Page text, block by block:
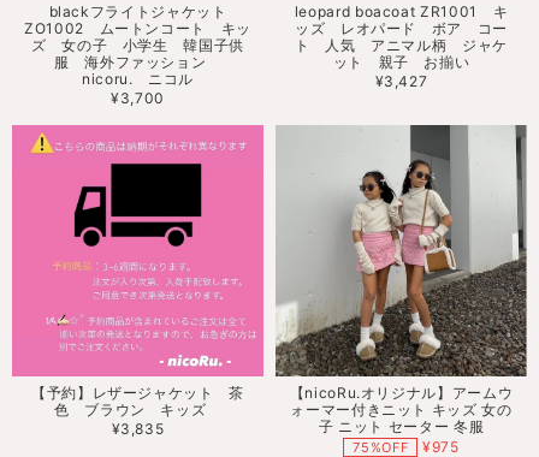
blackフライトジャケット
ZO1002 ムートンコート キッ
ズ 女の子 小学生 韓国子供
服 海外ファッション
nicoru. ニコル
¥3,700
leopard boacoat ZR1001 キ
ッズ レオパード ボア コー
ト 人気 アニマル柄 ジャケ
ット 親子 お揃い
¥3,427
【予約】レザージャケット 茶
色 ブラウン キッズ
¥3,835
【nicoRu.オリジナル】アームウ
ォーマー付きニット キッズ 女の
子 ニット セーター 冬服
75%OFF ¥975